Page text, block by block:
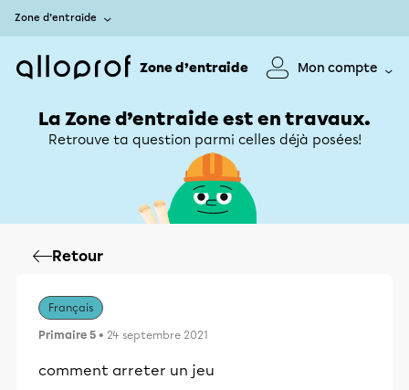
Zone d’entraide
Zone d’entraide Mon compte
La Zone d’entraide est en travaux.
Retrouve ta question parmi celles déjà posées!
Retour
Français
Primaire 5 • 24 septembre 2021
comment arreter un jeu